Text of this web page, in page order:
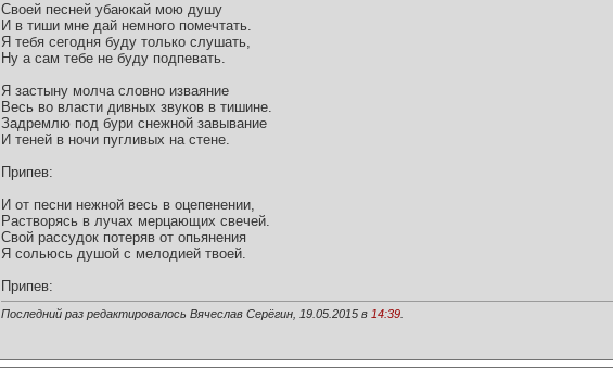
Своей песней убаюкай мою душу
И в тиши мне дай немного помечтать.
Я тебя сегодня буду только слушать,
Ну а сам тебе не буду подпевать.
Я застыну молча словно изваяние
Весь во власти дивных звуков в тишине.
Задремлю под бури снежной завывание
И теней в ночи пугливых на стене.
Припев:
И от песни нежной весь в оцепенении,
Растворясь в лучах мерцающих свечей.
Свой рассудок потеряв от опьянения
Я сольюсь душой с мелодией твоей.
Припев:
Последний раз редактировалось Вячеслав Серёгин, 19.05.2015 в 14:39